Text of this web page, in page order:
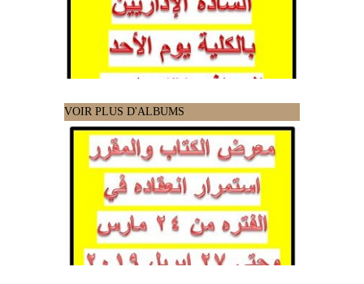
VOIR PLUS D'ALBUMS